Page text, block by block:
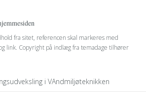
fra sitet, referencen skal markeres med
link. Copyright på indlæg fra temadage tilhører
i VAndmiljøteknikken